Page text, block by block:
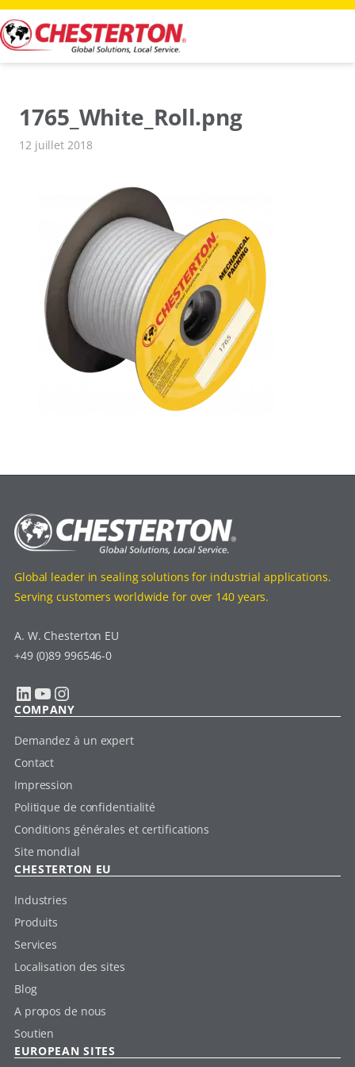
Aller
au
contenu
1765_White_Roll.png
12 juillet 2018
Global leader in sealing solutions for industrial applications.
Serving customers worldwide for over 140 years.
A. W. Chesterton EU
+49 (0)89 996546-0
LinkedIn YouTube Instagram
COMPANY
Demandez à un expert
Contact
Impression
Politique de confidentialité
Conditions générales et certifications
Site mondial
CHESTERTON EU
Industries
Produits
Services
Localisation des sites
Blog
A propos de nous
Soutien
EUROPEAN SITES